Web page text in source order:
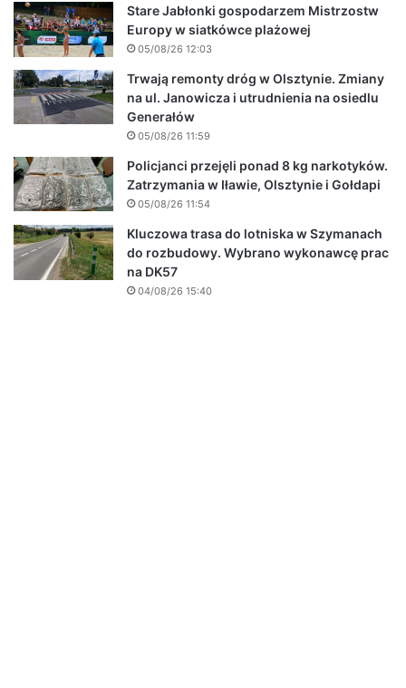
Stare Jabłonki gospodarzem Mistrzostw
Europy w siatkówce plażowej
05/08/26 12:03
Trwają remonty dróg w Olsztynie. Zmiany
na ul. Janowicza i utrudnienia na osiedlu
Generałów
05/08/26 11:59
Policjanci przejęli ponad 8 kg narkotyków.
Zatrzymania w Iławie, Olsztynie i Gołdapi
05/08/26 11:54
Kluczowa trasa do lotniska w Szymanach
do rozbudowy. Wybrano wykonawcę prac
na DK57
04/08/26 15:40